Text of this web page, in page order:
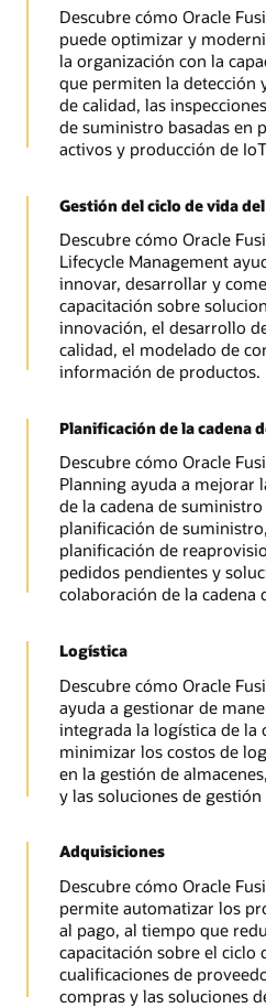
Descubre cómo Oracle
puede optimizar y
la organización con la
que permiten la detección
de calidad, las
de suministro basadas en
activos y producción de
Gestión del ciclo de vida
Descubre cómo Oracle
Lifecycle Management
innovar, desarrollar y
capacitación sobre
innovación, el desarrollo
calidad, el modelado de
información de productos.
Planificación de la cadena
Descubre cómo Oracle
Planning ayuda a mejorar
de la cadena de
planificación de
planificación de
pedidos pendientes y
colaboración de la cadena
Logística
Descubre cómo Oracle
ayuda a gestionar de
integrada la logística de la
minimizar los costos de
en la gestión de
y las soluciones de
Adquisiciones
Descubre cómo Oracle
permite automatizar los
al pago, al tiempo que
capacitación sobre el ciclo
cualificaciones de
compras y las soluciones